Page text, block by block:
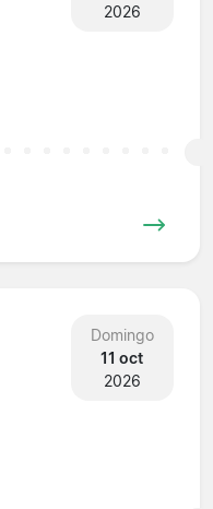
2026
Domingo
11 oct
2026